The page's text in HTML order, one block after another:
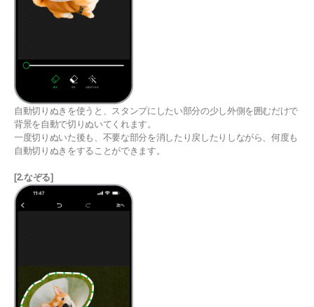
自動切りぬきを使うと、スタンプにしたい部分の少し外側を囲むだけで
背景を自動で切りぬいてくれます。
一度切りぬいた後も、不要な部分を消したり戻したりしながら、何度も
自動切りぬきをすることができます。
[2.なぞる]